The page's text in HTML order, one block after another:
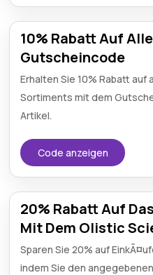
10% Rabatt Auf
Gutscheincode
Erhalten Sie 10% Rabatt
Sortiments mit dem
Artikel.
Code anzeigen
20% Rabatt Auf
Mit Dem Olistic
Sparen Sie 20% auf
indem Sie den